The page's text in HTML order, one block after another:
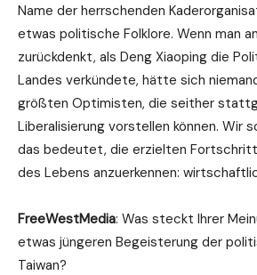
Name der herrschenden
etwas politische Folklore. Wenn man
zurückdenkt, als Deng Xiaoping die
Landes verkündete, hätte sich
größten Optimisten, die seither
Liberalisierung vorstellen können. Wir
das bedeutet, die erzielten
des Lebens anzuerkennen:
FreeWestMedia: Was steckt Ihrer
etwas jüngeren Begeisterung der
Taiwan?